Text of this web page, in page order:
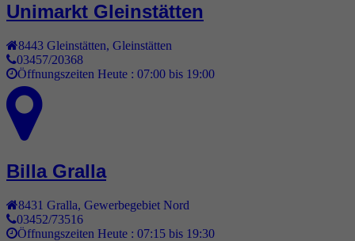
Unimarkt Gleinstätten
8443 Gleinstätten, Gleinstätten
03457/20368
Öffnungszeiten Heute : 07:00 bis 19:00
Billa Gralla
8431 Gralla Gewerbegebiet Nord
03452/73516
Öffnungszeiten Heute : 07:15 bis 19:30